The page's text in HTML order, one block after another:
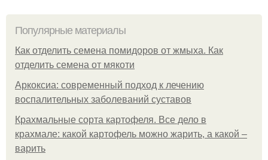
Популярные материалы
Как отделить семена помидоров от жмыха. Как
отделить семена от мякоти
Аркоксиа: современный подход к лечению
воспалительных заболеваний суставов
Крахмальные сорта картофеля. Все дело в
крахмале: какой картофель можно жарить, а какой –
варить